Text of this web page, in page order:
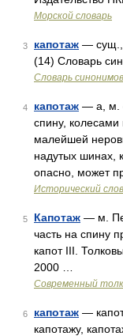
Морской словарь
3 капотаж — сущ.,
(14) Словарь
Словарь синонимов
4 капотаж — а, м.
спину,
малейшей
надутых шинах,
опасно, может
Исторический
5 Капотаж — м.
часть на спину
капот III.
2000 …
Современный
6 капотаж —
капотажу,